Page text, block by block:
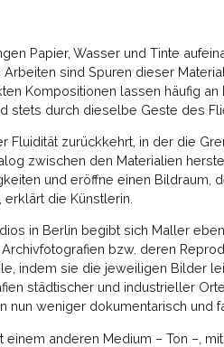
Papier, Wasser und Tinte
sind Spuren dieser
Kompositionen lassen häufig
stets durch dieselbe Geste des
Fluidität zurückkehrt, in der die
zwischen den Materialien
und eröffne einen Bildraum,
die Künstlerin.
in Berlin begibt sich Maller
bzw. deren
indem sie die jeweiligen Bilder
städtischer und industrieller
nun weniger dokumentarisch und
anderen Medium – Ton –,